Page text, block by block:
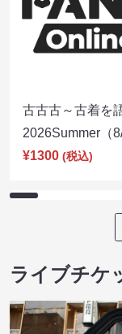
古古古～古着を
2026Summer（
¥1300 (税込)
ライブチケ